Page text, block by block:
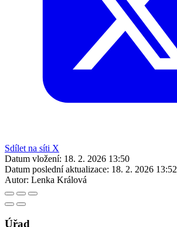
Sdílet na síti X
Datum vložení: 18. 2. 2026 13:50
Datum poslední aktualizace: 18. 2. 2026 13:52
Autor: Lenka Králová
Úřad